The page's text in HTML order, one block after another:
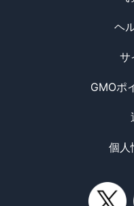
ヘ
サ
GMOポ
個人